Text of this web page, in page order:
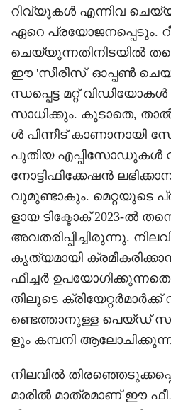
റിവ്യൂകൾ എന്നിവ
ഏറെ പ്രയോജനപ്പെടും.
ചെയ്യുന്നതിനിടയിൽ
ഈ 'സീരീസ്' ഓപ്പൺ
ന്ധപ്പെട്ട മറ്റ്
സാധിക്കും. കൂടാതെ,
ൾ പിന്നീട് കാണാനായി
പുതിയ എപ്പിസോഡുകൾ
നോട്ടിഫിക്കേഷൻ
വുമുണ്ടാകും. മെറ്റയുടെ
ളായ ടിക്ടോക് 2023-ൽ
അവതരിപ്പിച്ചിരുന്നു.
കൃത്യമായി
ഫീച്ചർ
തിലൂടെ
ണ്ടെത്താനുള്ള പെയ്ഡ്
ളും കമ്പനി
നിലവിൽ
മാരിൽ മാത്രമാണ് ഈ